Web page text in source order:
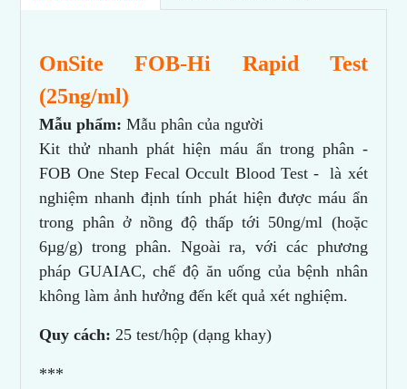
OnSite FOB-Hi Rapid Test
(25ng/ml)
Mẫuphẩm: Mẫu phân của người
Kit thử nhanh phát hiện máu ẩn trong phân -
FOB One Step Fecal Occult Blood Test - là xét
nghiệm nhanh định tính phát hiện được máu ẩn
trong phân ở nồng độ thấp tới 50ng/ml (hoặc
6µg/g) trong phân. Ngoài ra, với các phương
pháp GUAIAC, chế độ ăn uống của bệnh nhân
không làm ảnh hưởng đến kết quả xét nghiệm.
Quy cách: 25 test/hộp (dạng khay)
***